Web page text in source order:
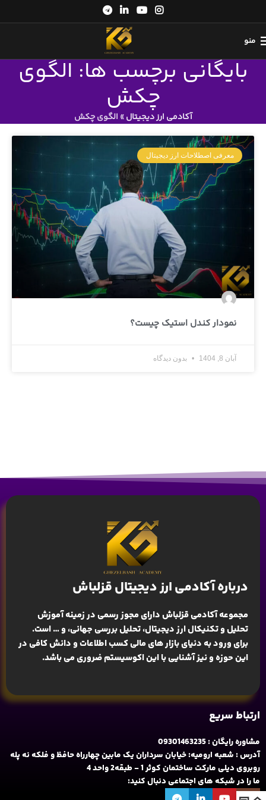
منو
بایگانی برچسب ها: الگوی
چکش
آکادمی ارز دیجیتال» الگوی چکش
معرفی اصطلاحات ارز دیجیتال
نمودار کندل استیک چیست؟
آبان 8, 1404 بدون دیدگاه
درباره آکادمی ارز دیجیتال قزلباش
مجموعه آکادمی قزلباش دارای مجوز رسمی در زمینهآموزش
تحلیل و تکنیکال ارز دیجیتال، تحلیل بررسی جهانی، و … است.
برای ورود به دنیای بازار های مالی کسب اطلاعات و دانش کافی در
این حوزه و نیز آشنایی با این اکوسیستم ضروری می باشد.
ارتباط سریع
مشاوره رایگان : 09301463235
آدرس : شعبه ارومیه: خیابان سرداران یک مابین چهارراه حافظ و فلکه نه پله
روبروی دیلی مارکت ساختمان کوثر 1 - طبقه2 واحد 4
ما را در شبکه های اجتماعی دنبال کنید: